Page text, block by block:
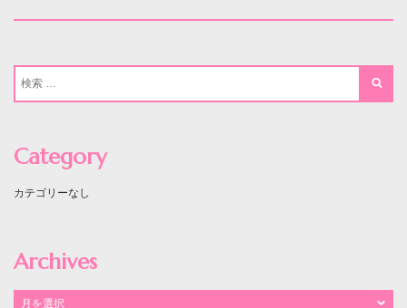
Category
カテゴリーなし
Archives